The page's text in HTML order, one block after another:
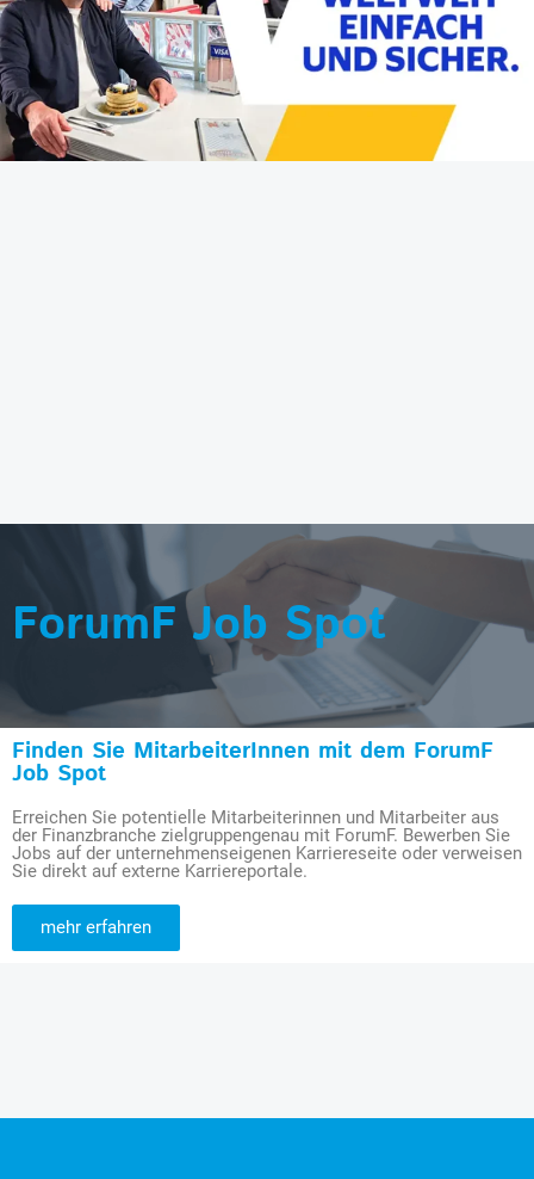
ForumF Job Spot
Finden Sie MitarbeiterInnen mit dem ForumF
Job Spot
Erreichen Sie potentielle Mitarbeiterinnen und Mitarbeiter aus
der Finanzbranche zielgruppengenau mit ForumF. Bewerben Sie
Jobs auf der unternehmenseigenen Karriereseite oder verweisen
Sie direkt auf externe Karriereportale.
mehr erfahren